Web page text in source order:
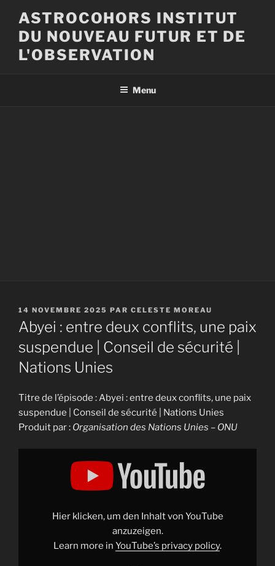
contenu
principal
ASTROCOHORS INSTITUT
DU NOUVEAU FUTUR ET DE
L'OBSERVATION
Menu
PUBLIÉ
LE
14 NOVEMBRE 2025 PAR CELESTE MOREAU
Abyei : entre deux conflits, une paix
suspendue | Conseil de sécurité |
Nations Unies
Titre de l’épisode : Abyei : entre deux conflits, une paix
suspendue | Conseil de sécurité | Nations Unies
Produit par : Organisation des Nations Unies – ONU
Display
suspendueHier klicken, um den Inhalt von YouTube
anzuzeigen.
Learn more in YouTube’s privacy policy.